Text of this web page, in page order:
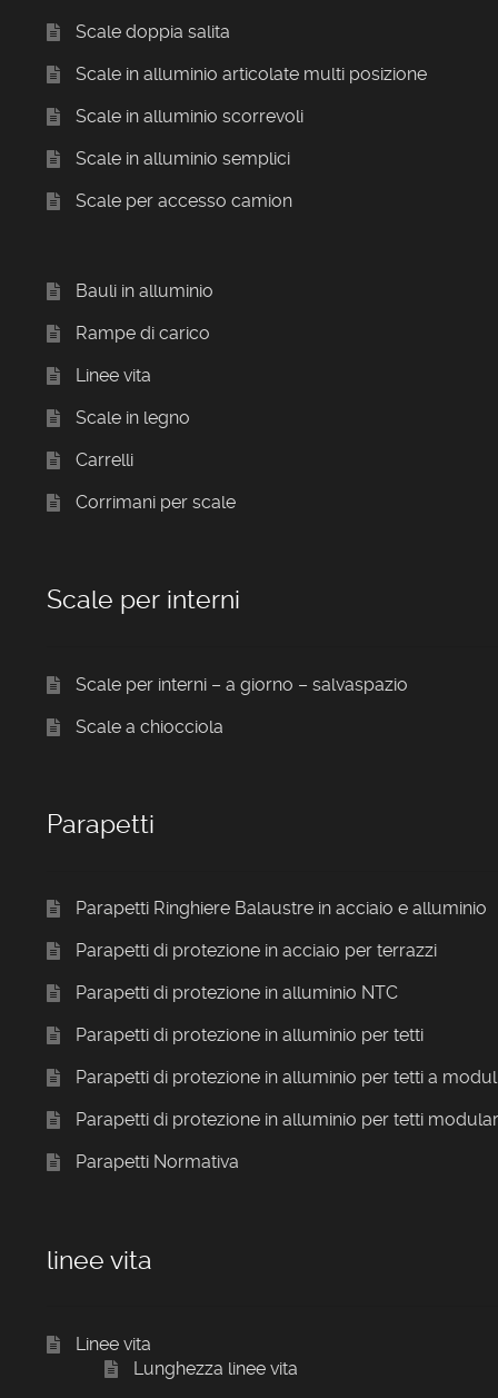
Scale doppia salita
Scale in alluminio articolate multi posizione
Scale in alluminio scorrevoli
Scale in alluminio semplici
Scale per accesso camion
Bauli in alluminio
Rampe di carico
Linee vita
Scale in legno
Carrelli
Corrimani per scale
Scale per interni
Scale per interni – a giorno – salvaspazio
Scale a chiocciola
Parapetti
Parapetti Ringhiere Balaustre in acciaio e alluminio
Parapetti di protezione in acciaio per terrazzi
Parapetti di protezione in alluminio NTC
Parapetti di protezione in alluminio per tetti
Parapetti di protezione in alluminio per tetti a
Parapetti di protezione in alluminio per tetti
Parapetti Normativa
linee vita
Linee vita
Lunghezza linee vita